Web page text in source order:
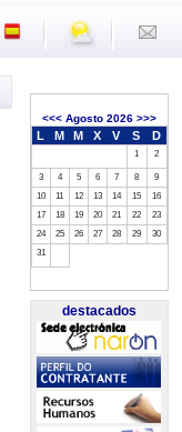
<<<Agosto 2026 >>>
L M M X V S D
1 2
3 4 5 6 7 8
9
10
11 12 13 14 15
16
17
18 19 20 21 22
23
24
25 26 27 28 29
30
31
destacados